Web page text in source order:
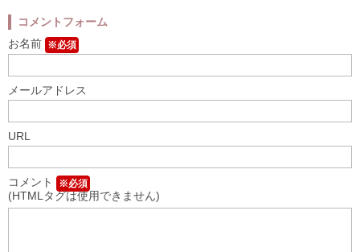
コメントフォーム
お名前 ※必須
メールアドレス
URL
コメント ※必須
(HTMLタグは使用できません)